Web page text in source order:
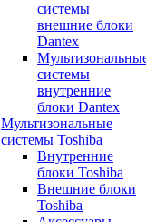
системы
внешние блоки
Dantex
системы
внутренние
блоки Dantex
Мультизональные
системы Toshiba
Внутренние
блоки Toshiba
Внешние блоки
Toshiba